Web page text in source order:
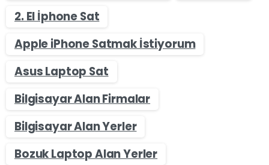
2. El İphone Sat
Apple iPhone Satmak İstiyorum
Asus Laptop Sat
Bilgisayar Alan Firmalar
Bilgisayar Alan Yerler
Bozuk Laptop Alan Yerler